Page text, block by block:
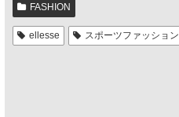
FASHION
ellesse スポーツファッション